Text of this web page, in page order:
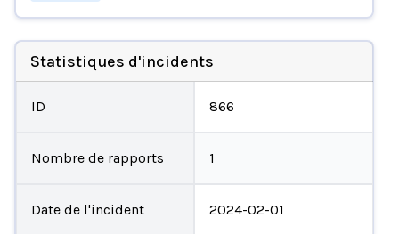
Statistiques d'incidents
ID 866
Nombre de rapports 1
Date de l'incident 2024-02-01